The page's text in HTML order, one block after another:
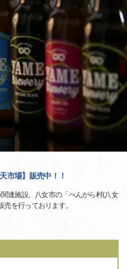
市場】販売中！！
連施設、八女市の「べんがら村(八女
を行っております。